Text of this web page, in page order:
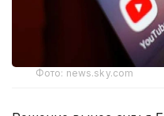
Фото: news.sky.com